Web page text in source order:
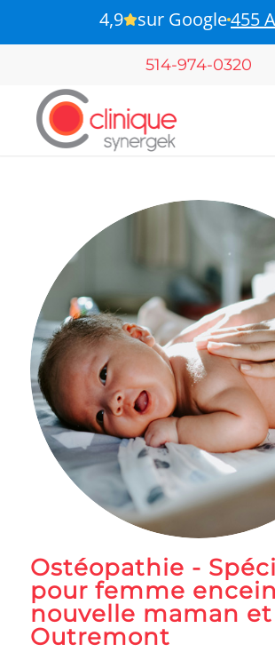
4,9 sur Google455
B-Pulse - Pour votre santé
514-974-0320
Ostéopathie -
pour femme
nouvelle maman
Outremont